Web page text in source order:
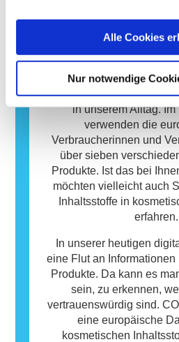
Alle Cookies
Nur notwendige
Reaktion hervorruft, wird
bezeichnet. Kosmetika und
enthalten, die bei manchen
Allergie auslösen können.
jedoch nicht, dass das
Personen nicht sicher ist.
Kosmetische Produkte
Menschen und spielen
in unserem Alltag. Im
verwenden die
Verbraucherinnen und
über sieben
Produkte. Ist das bei
möchten vielleicht auch
Inhaltsstoffe in
erfahren.
In unserer heutigen
eine Flut an
Produkte. Da kann es
sein, zu erkennen,
vertrauenswürdig sind.
eine europäische
kosmetischen